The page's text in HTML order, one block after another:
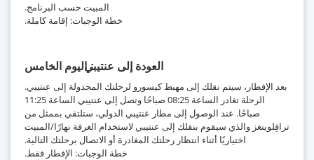
المبيت حسب البرنامج.
خطة الوجبات: إقامة كاملة.
اليوم الخامسالعودة إلى عنتيبي
بعد الإفطار، سيتم نقلك إلى مهبط كيسورو لرحلتك المجدولة إلى عنتيبي.
الرحلة تغادر الساعة 08:25 صباحًا وتصل إلى عنتيبي الساعة 11:25
صباحًا. عند الوصول إلى مطار عنتيبي الدولي، ستلتقي بممثل من
ترافِلوينغز والذي سيقوم بنقلك إلى عنتيبي لاستخدام الغرفة نهارًا/المبيت
اختياريًا أثناء انتظار رحلتك المغادرة أو الاتصال برحلتك التالية.
خطة الوجبات: الإفطار فقط.